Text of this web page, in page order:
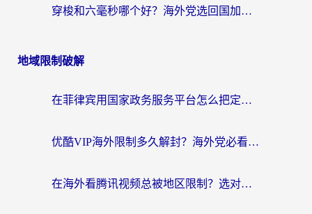
穿梭和六毫秒哪个好？海外党选回国加速器的避坑指南，附番茄加速器实测
地域限制破解
在菲律宾用国家政务服务平台怎么把定位修改到中国国内？3步解决+海外看剧听歌全攻略
优酷VIP海外限制多久解封？海外党必看的跨区难题一站式解决指南
在海外看腾讯视频总被地区限制？选对回国加速器，还能解决泰国政务网和蜻蜓FM卡顿问题